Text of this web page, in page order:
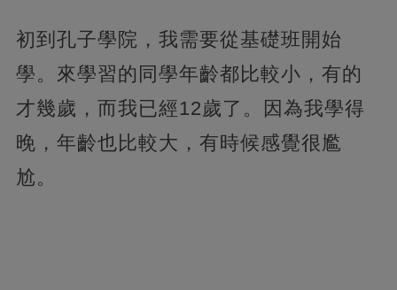
初到孔子學院，我需要從基礎班開始
學。來學習的同學年齡都比較小，有的
才幾歲，而我已經12歲了。因為我學得
晚，年齡也比較大，有時候感覺很尷
尬。